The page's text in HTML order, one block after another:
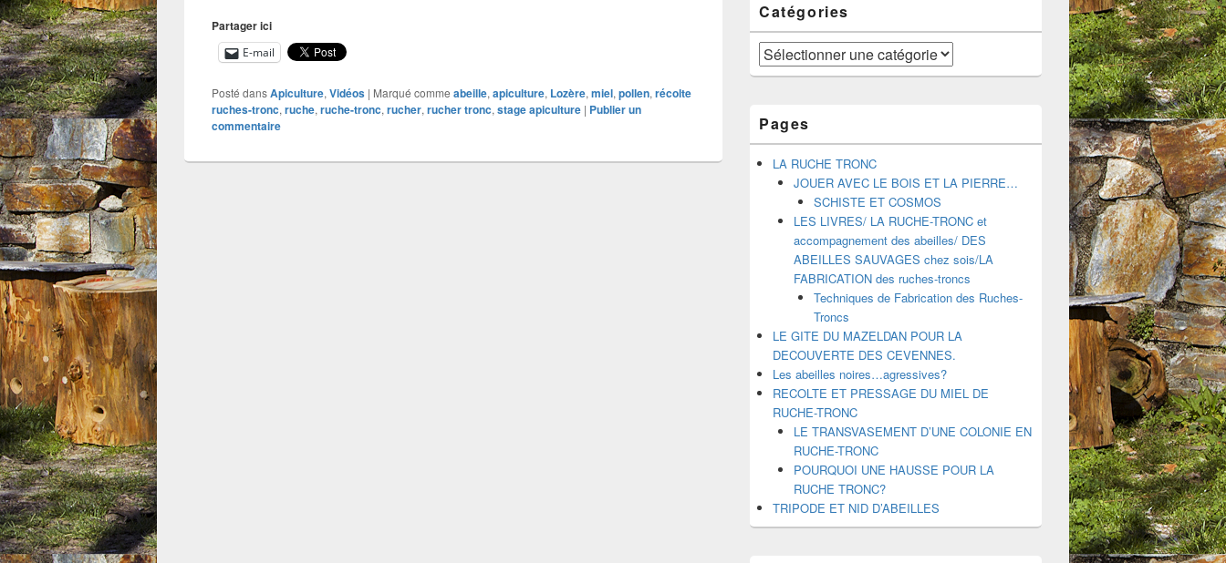
Partager ici
E-mail
Posté dansApiculture, Vidéos | Marqué comme abeille, apiculture, Lozère, miel, pollen, récolte
ruches-tronc, ruche, ruche-tronc, rucher, rucher tronc, stage apiculture | Publier un
commentaire
Catégories
Catégories
Pages
LA RUCHE TRONC
JOUER AVEC LE BOIS ET LA PIERRE…
SCHISTE ET COSMOS
LES LIVRES/ LA RUCHE-TRONC et
accompagnement des abeilles/ DES
ABEILLES SAUVAGES chez sois/LA
FABRICATION des ruches-troncs
Techniques de Fabrication des Ruches-
Troncs
LE GITE DU MAZELDAN POUR LA
DECOUVERTE DES CEVENNES.
Les abeilles noires…agressives?
RECOLTE ET PRESSAGE DU MIEL DE
RUCHE-TRONC
LE TRANSVASEMENT D’UNE COLONIE EN
RUCHE-TRONC
POURQUOI UNE HAUSSE POUR LA
RUCHE TRONC?
TRIPODE ET NID D’ABEILLES